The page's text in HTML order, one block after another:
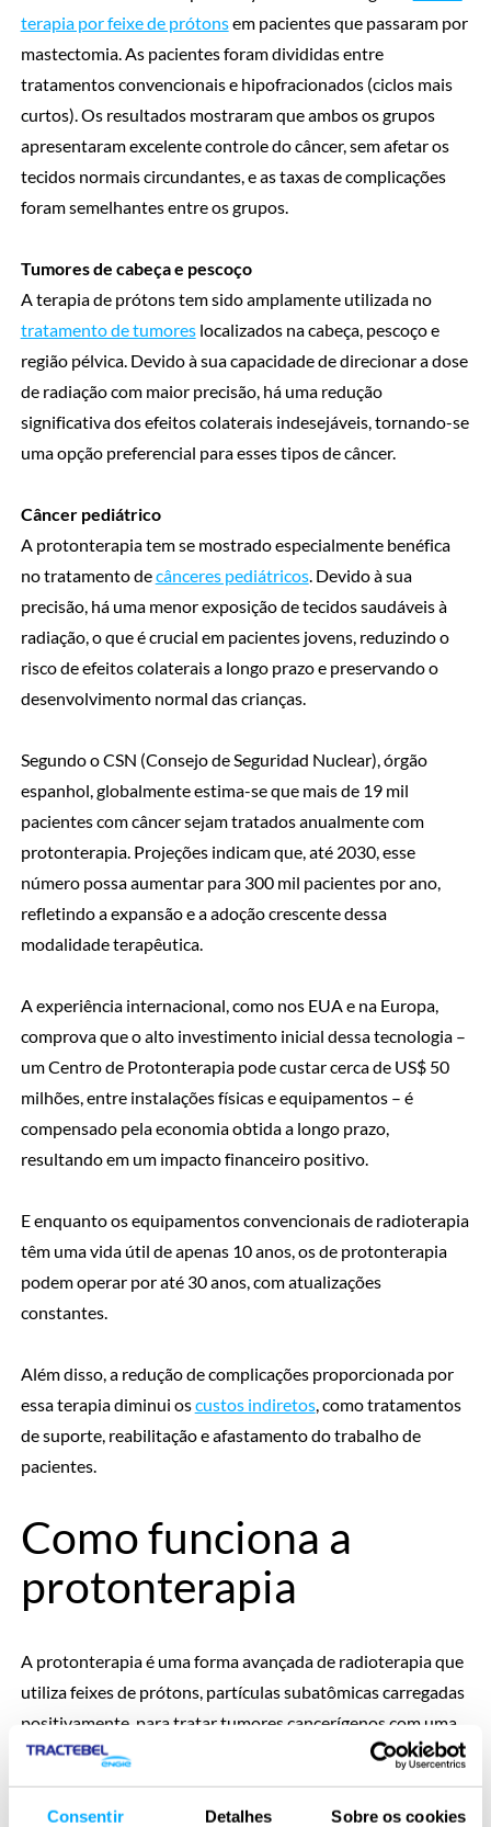
Consentir Detalhes Sobre os cookies
terapia por feixe de prótonsem pacientes que passaram por
mastectomia. As pacientes foram divididas entre
tratamentos convencionais e hipofracionados (ciclos mais
curtos). Os resultados mostraram que ambos os grupos
apresentaram excelente controle do câncer, sem afetar os
tecidos normais circundantes, e as taxas de complicações
foram semelhantes entre os grupos.
Tumores de cabeça e pescoço
A terapia de prótons tem sido amplamente utilizada no
tratamento de tumoreslocalizados na cabeça, pescoço e
região pélvica. Devido à sua capacidade de direcionar a dose
de radiação com maior precisão, há uma redução
significativa dos efeitos colaterais indesejáveis, tornando-se
uma opção preferencial para esses tipos de câncer.
Câncer pediátrico
A protonterapia tem se mostrado especialmente benéfica
no tratamento decânceres pediátricos. Devido à sua
precisão, há uma menor exposição de tecidos saudáveis à
radiação, o que é crucial em pacientes jovens, reduzindo o
risco de efeitos colaterais a longo prazo e preservando o
desenvolvimento normal das crianças.
Segundo o CSN (Consejo de Seguridad Nuclear), órgão
espanhol, globalmente estima-se que mais de 19 mil
pacientes com câncer sejam tratados anualmente com
protonterapia. Projeções indicam que, até 2030, esse
número possa aumentar para 300 mil pacientes por ano,
refletindo a expansão e a adoção crescente dessa
modalidade terapêutica.
A experiência internacional, como nos EUA e na Europa,
comprova que o alto investimento inicial dessa tecnologia –
um Centro de Protonterapia pode custar cerca de US$ 50
milhões, entre instalações físicas e equipamentos – é
compensado pela economia obtida a longo prazo,
resultando em um impacto financeiro positivo.
E enquanto os equipamentos convencionais de radioterapia
têm uma vida útil de apenas 10 anos, os de protonterapia
podem operar por até 30 anos, com atualizações
constantes.
Além disso, a redução de complicações proporcionada por
essa terapia diminui oscustos indiretos, como tratamentos
de suporte, reabilitação e afastamento do trabalho de
pacientes.
Como funciona a
protonterapia
A protonterapia é uma forma avançada de radioterapia que
utiliza feixes de prótons, partículas subatômicas carregadas
positivamente, para tratar tumores cancerígenos com uma
precisão superior à radioterapia convencional.
Enquanto a radioterapia tradicional emprega raios-x